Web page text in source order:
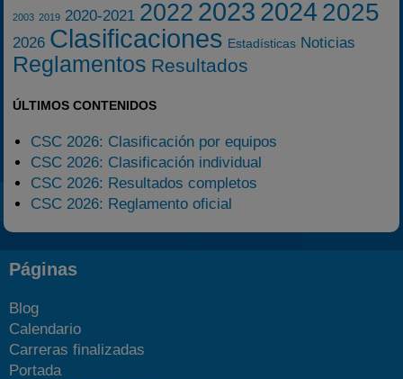
2003 2019 2020-2021 2022 2023 20242025
2026 Clasificaciones Estadísticas Noticias
Reglamentos Resultados
ÚLTIMOS CONTENIDOS
CSC 2026: Clasificación por equipos
CSC 2026: Clasificación individual
CSC 2026: Resultados completos
CSC 2026: Reglamento oficial
Páginas
Blog
Calendario
Carreras finalizadas
Portada